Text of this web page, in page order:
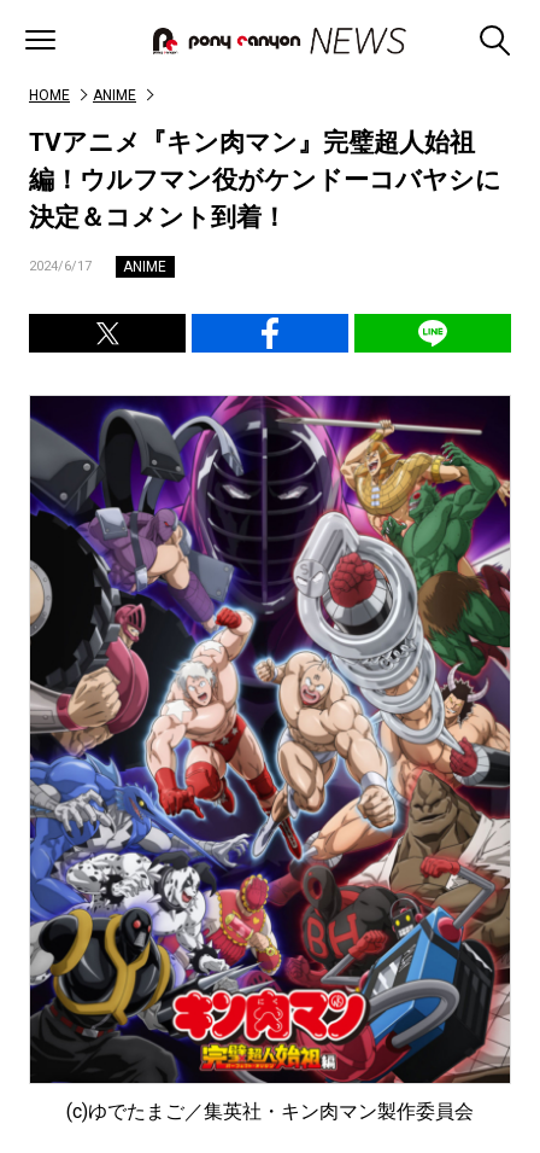
HOME ANIME
TVアニメ『キン肉マン』完璧超人始祖
編！ウルフマン役がケンドーコバヤシに
決定＆コメント到着！
2024/6/17 ANIME
(c)ゆでたまご／集英社・キン肉マン製作委員会